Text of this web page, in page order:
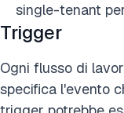
single-tenant
Trigger
Ogni flusso di
specifica l'evento